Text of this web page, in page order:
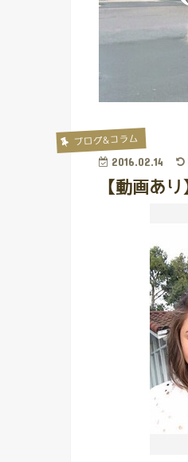
ブログ&コラム
2016.02.14
【動画あ